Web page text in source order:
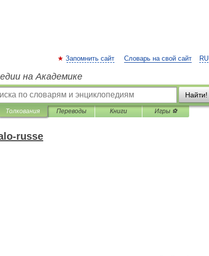
RU
Запомнить сайт Словарь на свой сайт
на Академике
Найти!
Толкования Переводы Книги Игры ⚽
russe